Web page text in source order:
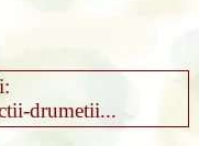
drumetii...